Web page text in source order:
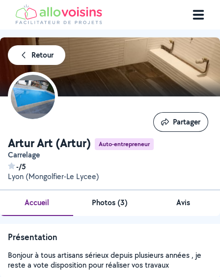
Retour
Artur Art (Artur) Auto-entrepreneur
Carrelage
-/5
Lyon (Mongolfier-Le Lycee)
Partager
Partager
Accueil Photos (3) Avis
Présentation
Bonjour à tous artisans sérieux depuis plusieurs années , je
reste a vote disposition pour réaliser vos travaux